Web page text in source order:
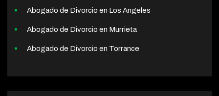
Abogado de Divorcio en Los Angeles
Abogado de Divorcio en Murrieta
Abogado de Divorcio en Torrance